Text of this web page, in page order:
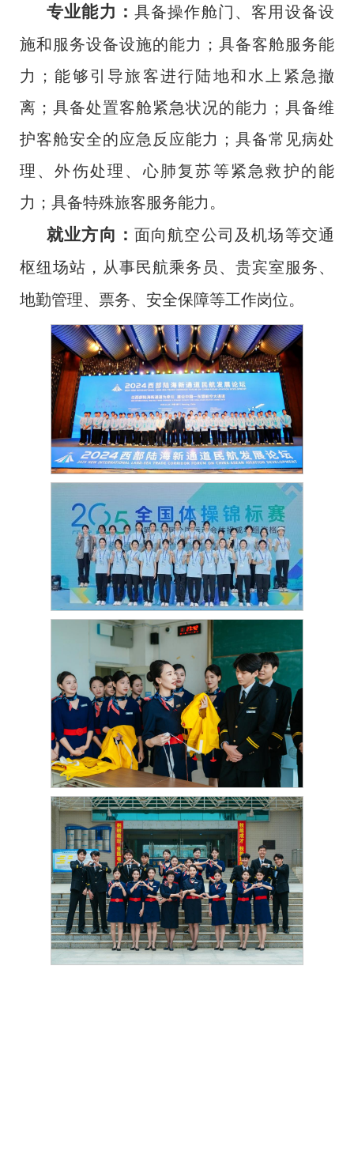
专业能力： 具备操作舱门、客用设备设
施和服务设备设施的能力；具备客舱服务能
力；能够引导旅客进行陆地和水上紧急撤
离；具备处置客舱紧急状况的能力；具备维
护客舱安全的应急反应能力；具备常见病处
理、外伤处理、心肺复苏等紧急救护的能
力；具备特殊旅客服务能力。
就业方向： 面向航空公司及机场等交通
枢纽场站，从事民航乘务员、贵宾室服务、
地勤管理、票务、安全保障等工作岗位。